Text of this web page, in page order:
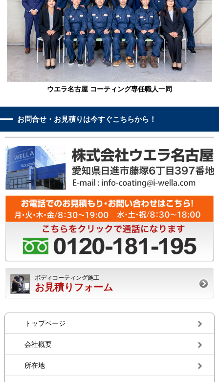
ウエラ名古屋 コーティング専任職人一同
お問合せ・お見積りは今すぐこちらから！
ボディコーティング施工
お見積りフォーム
トップページ
会社概要
所在地